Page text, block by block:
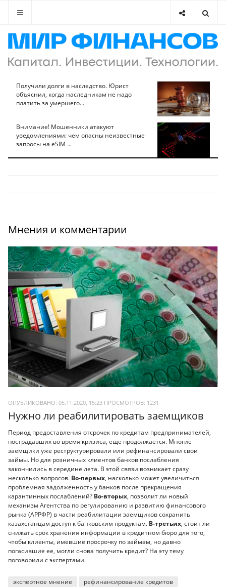
Получили долги в наследство. Юрист
объяснил, когда наследникам не надо
платить за умершего...
Внимание! Мошенники атакуют
уведомлениями: чем опасны неизвестные
запросы на eSIM ...
Мнения и комментарии
ОПУБЛИКОВАНО: 05.11.2020, 15:23 ПРОСМОТРОВ: 1231
Нужно ли реабилитировать заемщиков
Период предоставления отсрочек по кредитам предпринимателей,
пострадавших во время кризиса, еще продолжается. Многие
заемщики уже реструктурировали или рефинансировали свои
займы. Но для розничных клиентов банков послабления
закончились в середине лета. В этой связи возникает сразу
несколько вопросов. Во-первых, насколько может увеличиться
проблемная задолженность у банков после прекращения
карантинных послаблений? Во-вторых, позволит ли новый
механизм Агентства по регулированию и развитию финансового
рынка (АРРФР) в части реабилитации заемщиков сохранить
казахстанцам доступ к банковским продуктам. В-третьих, стоит ли
снижать срок хранения информации в кредитном бюро для того,
чтобы клиенты, имевшие просрочку по займам, но давно
погасившие ее, могли снова получить кредит? На эту тему
поговорили с экспертами.
экспертное мнение
рефинансирование кредитов